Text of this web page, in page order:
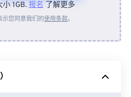
备
Google Drive
小 1GB.报名了解更多
示您同意我们的使用条款。